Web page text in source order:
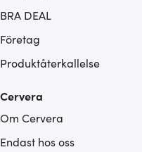
BRA DEAL
Företag
Produktåterkallelse
Cervera
Om Cervera
Endast hos oss